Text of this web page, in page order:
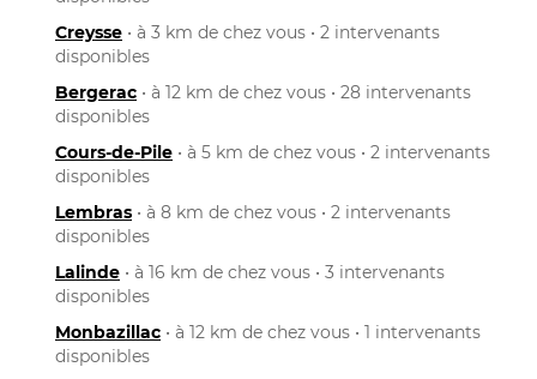
Creysse • à 3 km de chez vous • 2 intervenants
disponibles
Bergerac • à 12 km de chez vous • 28 intervenants
disponibles
Cours-de-Pile • à 5 km de chez vous • 2 intervenants
disponibles
Lembras • à 8 km de chez vous • 2 intervenants
disponibles
Lalinde • à 16 km de chez vous • 3 intervenants
disponibles
Monbazillac • à 12 km de chez vous • 1 intervenants
disponibles